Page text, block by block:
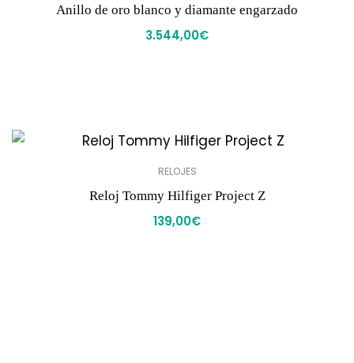
Anillo de oro blanco y diamante engarzado
3.544,00€
RELOJES
Reloj Tommy Hilfiger Project Z
139,00€